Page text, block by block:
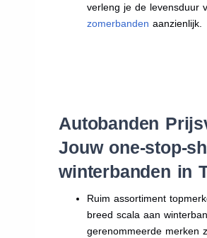
verleng je de levensduur
zomerbanden aanzienlijk.
Autobanden
Jouw one-stop-
winterbanden in
Ruim assortiment
breed scala aan
gerenommeerde merken